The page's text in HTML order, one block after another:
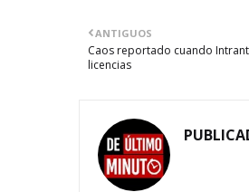
ANTIGUOS
Caos reportado cuando
licencias